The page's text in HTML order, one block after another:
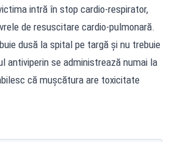
intră în stop cardio-respirator,
de resuscitare cardio-pulmonară.
dusă la spital pe targă și nu trebuie
antiviperin se administrează numai la
că mușcătura are toxicitate